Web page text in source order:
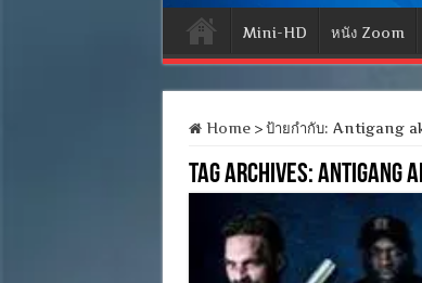
Mini-HD หนัง Zoom
Home > ป้ายกำกับ: Antigang
Tag Archives:Antigang